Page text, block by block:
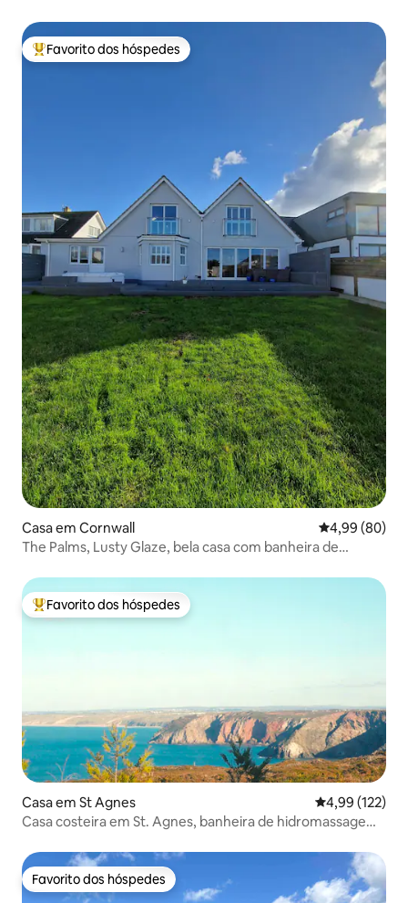
Favoritos dos hóspedes mais apreciados
Favorito dos hóspedes
Casa em Cornwall Classificação
4,99 (80)
The Palms, Lusty Glaze, bela casa com banheira de
Favoritos dos hóspedes mais apreciados
Favorito dos hóspedes
Casa em St Agnes Classificação
4,99 (122)
Casa costeira em St. Agnes, banheira de hidromassagem,
Favorito dos hóspedes
Favorito dos hóspedes